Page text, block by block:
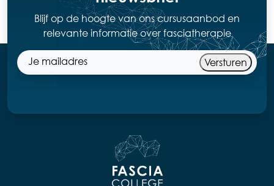
Blijf op de hoogte van ons cursusaanbod en
relevante informatie over fasciatherapie
Versturen